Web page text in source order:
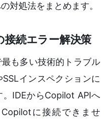
対処法をまとめます。
接続エラー解決策
も多い技術的トラブル
インスペクションに
IDEからCopilot APIへ
に接続できませ